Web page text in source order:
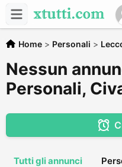
Home > Personali >
Nessun
Personali,
Tutti gli annunci